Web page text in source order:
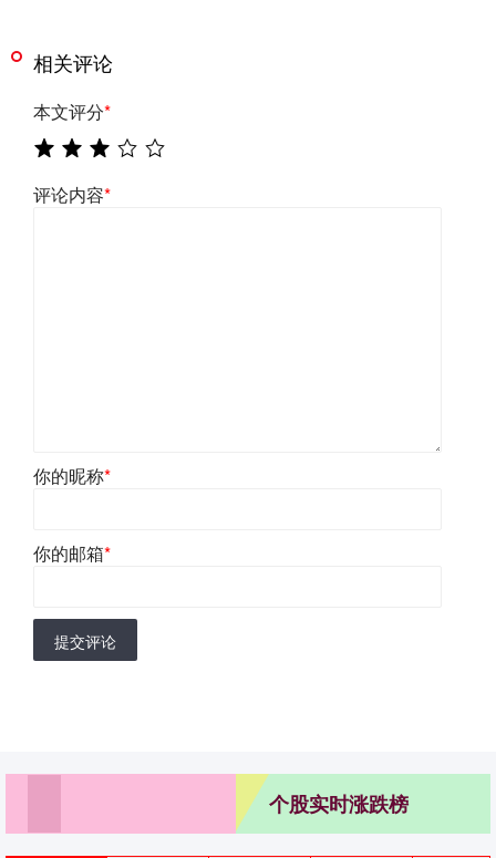
相关评论
本文评分*
评论内容*
你的昵称*
你的邮箱*
提交评论
个股实时涨跌榜